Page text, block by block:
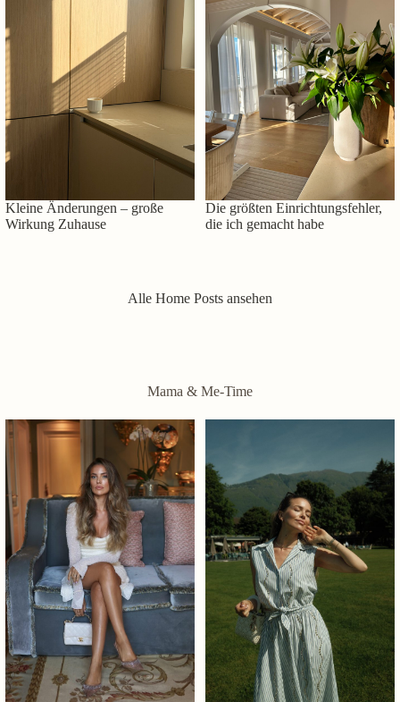
Kleine Änderungen – große
Wirkung Zuhause
Die größten Einrichtungsfehler,
die ich gemacht habe
Alle Home Posts ansehen
Mama & Me-Time